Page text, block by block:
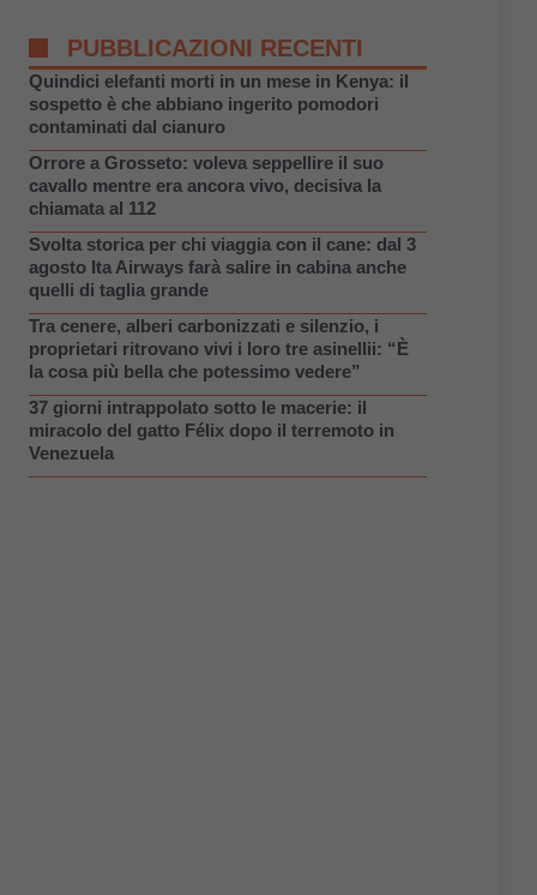
PUBBLICAZIONI RECENTI
Quindici elefanti morti in un mese in Kenya: il
sospetto è che abbiano ingerito pomodori
contaminati dal cianuro
Orrore a Grosseto: voleva seppellire il suo
cavallo mentre era ancora vivo, decisiva la
chiamata al 112
Svolta storica per chi viaggia con il cane: dal 3
agosto Ita Airways farà salire in cabina anche
quelli di taglia grande
Tra cenere, alberi carbonizzati e silenzio, i
proprietari ritrovano vivi i loro tre asinellii: “È
la cosa più bella che potessimo vedere”
37 giorni intrappolato sotto le macerie: il
miracolo del gatto Félix dopo il terremoto in
Venezuela